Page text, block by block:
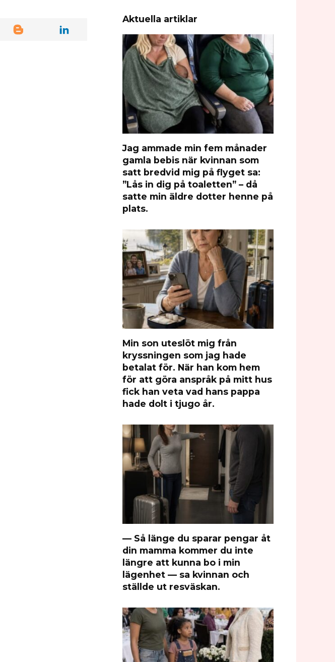
Aktuella artiklar
Jag ammade min fem månader
gamla bebis när kvinnan som
satt bredvid mig på flyget sa:
”Lås in dig på toaletten” – då
satte min äldre dotter henne på
plats.
Min son uteslöt mig från
kryssningen som jag hade
betalat för. När han kom hem
för att göra anspråk på mitt hus
fick han veta vad hans pappa
hade dolt i tjugo år.
— Så länge du sparar pengar åt
din mamma kommer du inte
längre att kunna bo i min
lägenhet — sa kvinnan och
ställde ut resväskan.